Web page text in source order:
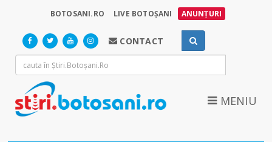
BOTOSANI.RO LIVE BOTOȘANI ANUNȚURI
CONTACT
MENIU